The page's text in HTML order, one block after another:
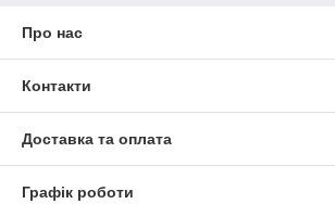
Про нас
Контакти
Доставка та оплата
Графік роботи